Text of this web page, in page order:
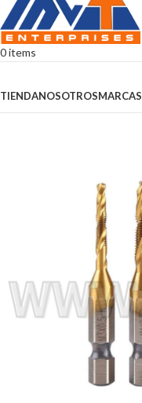
0items
TIENDANOSOTROSMARCAS